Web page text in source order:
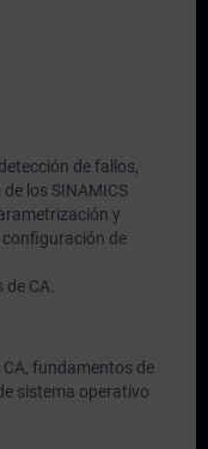
de fallos,
los SINAMICS
y
de
CA.
fundamentos de
sistema operativo